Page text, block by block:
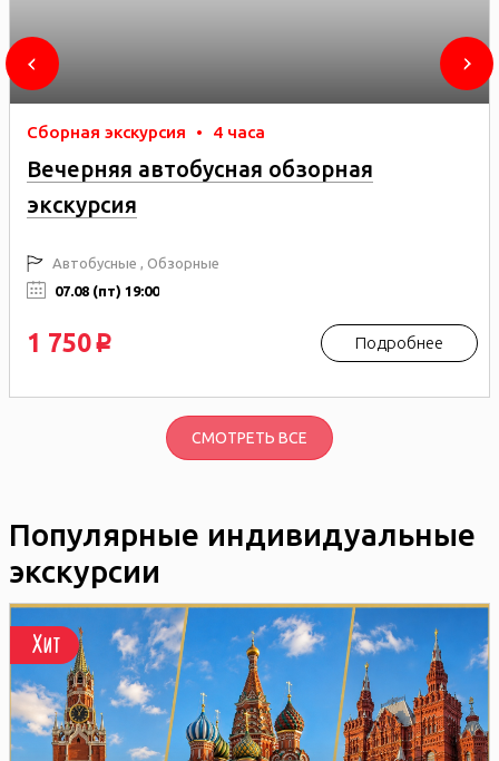
Сборная экскурсия • 4 часа
Вечерняя автобусная обзорная
экскурсия
Автобусные , Обзорные
07.08 (пт) 19:00
1 750 p Подробнее
СМОТРЕТЬ ВСЕ
Популярные индивидуальные
экскурсии
Хит